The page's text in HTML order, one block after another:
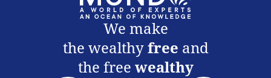
We make
the wealthyfree and
the free wealthy